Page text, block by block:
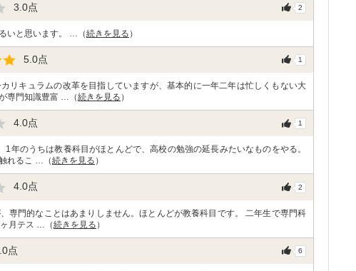
3.0点 2
いと思います。 …（続きを見る ）
5.0点 1
リキュラムの改革を目指していますが、基本的に一年二年は忙しくもない大
専門知識豊富 …（続きを見る ）
4.0点 1
年のうちは教養科目がほとんどで、高校の勉強の延長みたいなものをやる。
れるこ …（続きを見る ）
4.0点 2
専門的なことはあまりしません。ほとんどが教養科目です。 二年生で専門科
月テス …（続きを見る ）
点 6